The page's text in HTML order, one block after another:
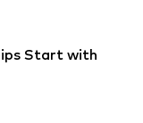
Start with